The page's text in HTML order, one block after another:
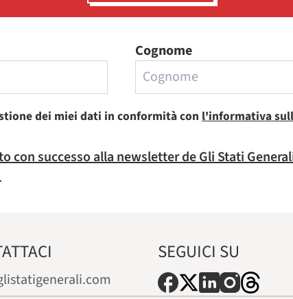
Cognome
dei miei dati in conformità conl'informativa
con successo alla newsletter de Gli Stati
SEGUICI SU